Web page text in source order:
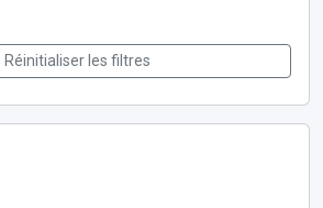
Réinitialiser les filtres